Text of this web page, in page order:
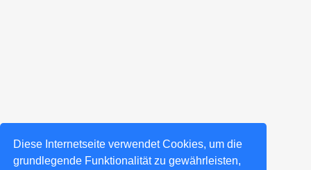
Diese Internetseite verwendet Cookies, um die
grundlegende Funktionalität zu gewährleisten,